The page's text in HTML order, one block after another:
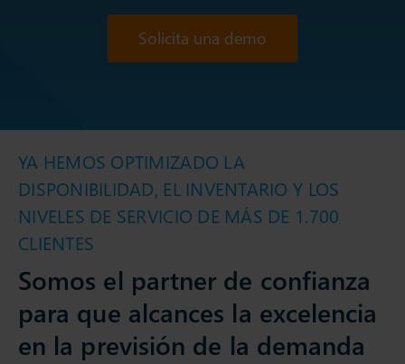
Solicita una demo
YA HEMOS OPTIMIZADO LA
DISPONIBILIDAD, EL INVENTARIO Y LOS
NIVELES DE SERVICIO DE MÁS DE 1.700
CLIENTES
Somos el partner de confianza
para que alcances la excelencia
en la previsión de la demanda